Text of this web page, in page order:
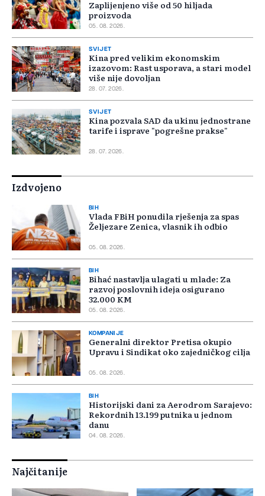
Zaplijenjeno više od 50 hiljada
proizvoda
05. 08. 2026.
SVIJET
Kina pred velikim ekonomskim
izazovom: Rast usporava, a stari model
više nije dovoljan
28. 07. 2026.
SVIJET
Kina pozvala SAD da ukinu jednostrane
tarife i isprave "pogrešne prakse"
28. 07. 2026.
Izdvojeno
BIH
Vlada FBiH ponudila rješenja za spas
Željezare Zenica, vlasnik ih odbio
05. 08. 2026.
BIH
Bihać nastavlja ulagati u mlade: Za
razvoj poslovnih ideja osigurano
32.000 KM
05. 08. 2026.
KOMPANIJE
Generalni direktor Pretisa okupio
Upravu i Sindikat oko zajedničkog cilja
05. 08. 2026.
BIH
Historijski dani za Aerodrom Sarajevo:
Rekordnih 13.199 putnika u jednom
danu
04. 08. 2026.
Najčitanije